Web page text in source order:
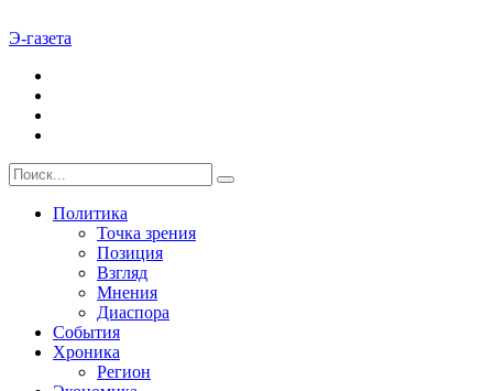
Э-газета
Политика
Точка зрения
Позиция
Взгляд
Мнения
Диаспора
События
Хроника
Регион